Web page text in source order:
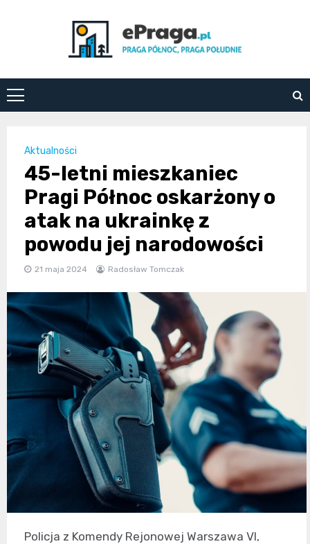
ePraga.pl
Aktualności
45-letni mieszkaniec
Pragi Północ oskarżony o
atak na ukrainkę z
powodu jej narodowości
21 maja 2024 Radosław Tomczak
Policja z Komendy Rejonowej Warszawa VI,